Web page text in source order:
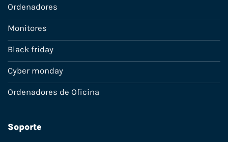
Ordenadores
Monitores
Black friday
Cyber monday
Ordenadores de Oficina
Soporte